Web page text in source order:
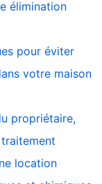
élimination
pour éviter
votre maison
propriétaire,
location